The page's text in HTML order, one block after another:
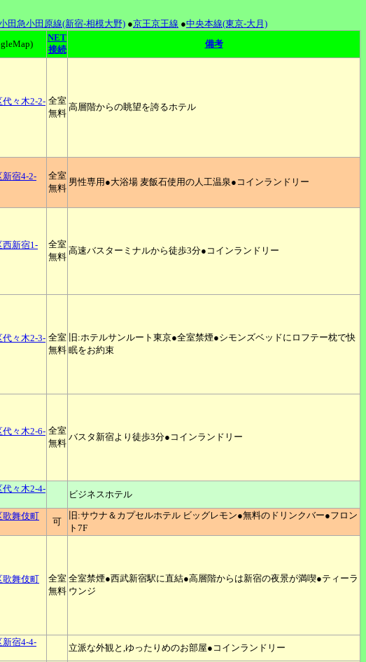
田急小田原線(新宿-相模大野) ●京王京王線 ●中央本線(東京-大月)
NET
接続
備考
々木2-2- 全室
無料
高層階からの眺望を誇るホテル
新宿4-2-
全室
無料
男性専用●大浴場 麦飯石使用の人工温泉●コインランドリー
西新宿1-
全室
無料
高速バスターミナルから徒歩3分●コインランドリー
々木2-3- 全室
無料
旧:ホテルサンルート東京●全室禁煙●シモンズベッドにロフテー枕で快
眠をお約束
々木2-6- 全室
無料
バスタ新宿より徒歩3分●コインランドリー
々木2-4-
ビジネスホテル
歌舞伎町
可
旧:サウナ＆カプセルホテル ビッグレモン●無料のドリンクバー●フロン
ト7F
歌舞伎町
全室
無料
全室禁煙●西武新宿駅に直結●高層階からは新宿の夜景が満喫●ティーラ
ウンジ
新宿4-4-
立派な外観と,ゆったりめのお部屋●コインランドリー